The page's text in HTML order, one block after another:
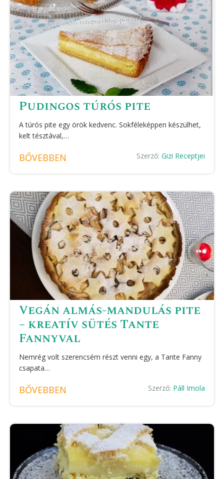
Pudingos túrós pite
A túrós pite egy örök kedvenc. Sokféleképpen készülhet,
kelt tésztával,…
BŐVEBBEN Szerző: Gizi Receptjei
Vegán almás-mandulás pite
– kreatív sütés Tante
Fannyval
Nemrég volt szerencsém részt venni egy, a Tante Fanny
csapata…
BŐVEBBEN Szerző: Páll Imola